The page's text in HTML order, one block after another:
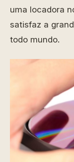
uma locadora
satisfaz a
todo mundo.